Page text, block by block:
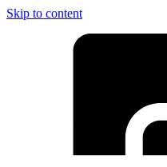
Skip to content